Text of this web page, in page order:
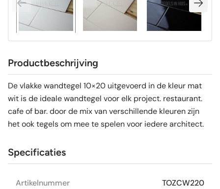
Productbeschrijving
De vlakke wandtegel 10×20 uitgevoerd in de kleur mat
wit is de ideale wandtegel voor elk project. restaurant.
cafe of bar. door de mix van verschillende kleuren zijn
het ook tegels om mee te spelen voor iedere architect.
Specificaties
Artikelnummer TOZCW220